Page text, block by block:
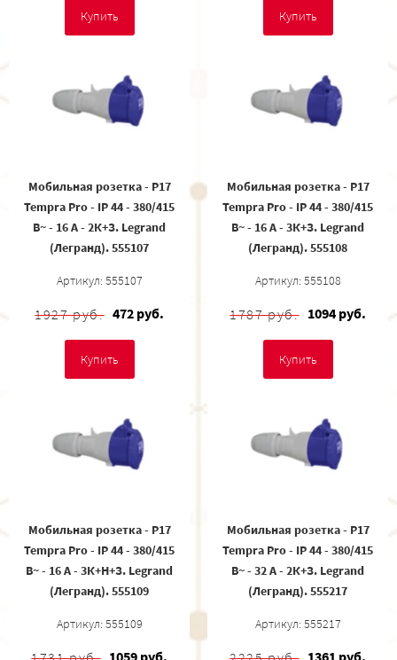
Купить Купить
Мобильная розетка - P17
Tempra Pro - IP 44 - 380/415
В~ - 16 A - 2К+З. Legrand
(Легранд). 555107
Артикул: 555107
1927 руб. 472 руб.
Купить
Мобильная розетка - P17
Tempra Pro - IP 44 - 380/415
В~ - 16 A - 3К+З. Legrand
(Легранд). 555108
Артикул: 555108
1787 руб. 1094 руб.
Купить
Мобильная розетка - P17
Tempra Pro - IP 44 - 380/415
В~ - 16 A - 3К+Н+З. Legrand
(Легранд). 555109
Артикул: 555109
1059 руб.
Мобильная розетка - P17
Tempra Pro - IP 44 - 380/415
В~ - 32 A - 2К+З. Legrand
(Легранд). 555217
Артикул: 555217
1361 руб.